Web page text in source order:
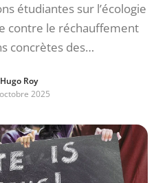
étudiantes sur l’écologie
contre le réchauffement
concrètes des…
Hugo Roy
2025